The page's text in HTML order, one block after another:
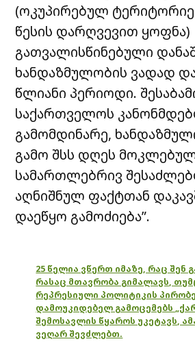
(ოკუპირებულ
წესის დარღვევით ყოფნა)
გათვალისწინებული
ხანდაზმულობის ვადად
წლიანი პერიოდი.
საქართველოს
გამომდინარე,
გამო შსს დღეს
სამართლებრივ
აღნიშნულ ფაქტთან
დაეწყო გამოძიება”.
25 წელია ვწერთ იმაზე, რაც შენ
რასაც მთავრობა გიმალავს,
რეპრესიული პოლიტიკის
დამოუკიდებელ გამოცემებს
შემოსავლის წყაროს უკეტავს,
ვეღარ შევძლებთ.